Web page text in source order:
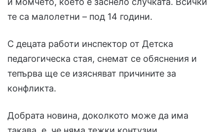
те са малолетни – под 14 години.
С децата работи инспектор от Детска
педагогическа стая, снемат се обяснения и
тепърва ще се изясняват причините за
конфликта.
Добрата новина, доколкото може да има